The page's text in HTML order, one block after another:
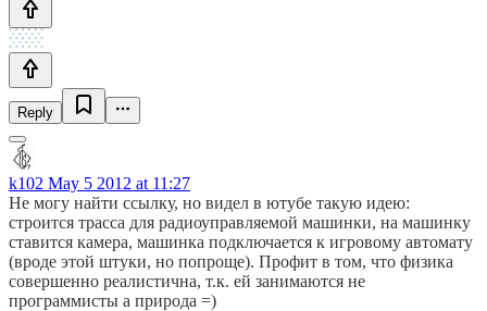
Reply
k102 May 5 2012 at 11:27
Не могу найти ссылку, но видел в ютубе такую идею:
строится трасса для радиоуправляемой машинки, на машинку
ставится камера, машинка подключается к игровому автомату
(вроде этой штуки, но попроще). Профит в том, что физика
совершенно реалистична, т.к. ей занимаются не
программисты а природа =)